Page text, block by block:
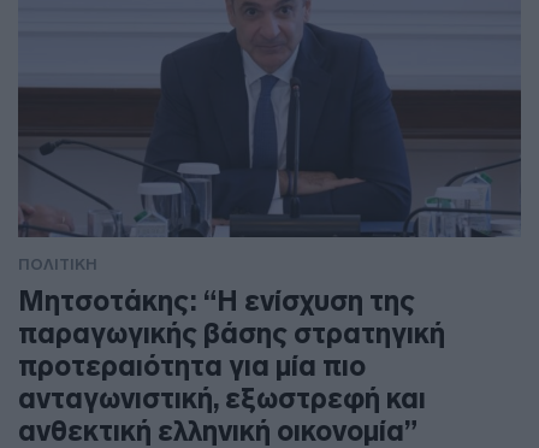
ΠΟΛΙΤΙΚΗ
Μητσοτάκης: “Η ενίσχυση της
παραγωγικής βάσης στρατηγική
προτεραιότητα για μία πιο
ανταγωνιστική, εξωστρεφή και
ανθεκτική ελληνική οικονομία”